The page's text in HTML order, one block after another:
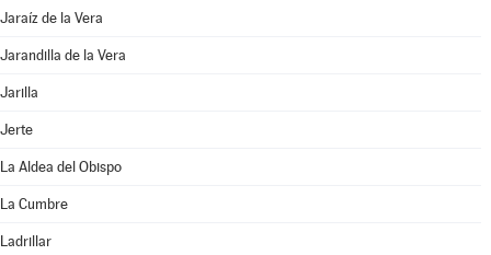
Jaraíz de la Vera
Jarandilla de la Vera
Jarilla
Jerte
La Aldea del Obispo
La Cumbre
Ladrillar